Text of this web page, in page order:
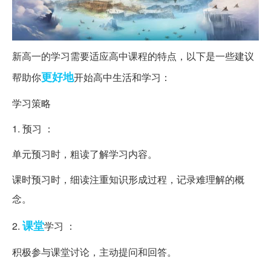
新高一的学习需要适应高中课程的特点，以下是一些建议
帮助你更好地开始高中生活和学习：
学习策略
1. 预习 ：
单元预习时，粗读了解学习内容。
课时预习时，细读注重知识形成过程，记录难理解的概
念。
2. 课堂学习 ：
积极参与课堂讨论，主动提问和回答。